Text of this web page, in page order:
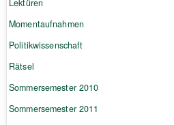
Lektüren
Momentaufnahmen
Politikwissenschaft
Rätsel
Sommersemester 2010
Sommersemester 2011